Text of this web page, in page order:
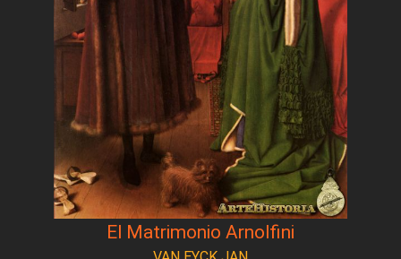
El Matrimonio Arnolfini